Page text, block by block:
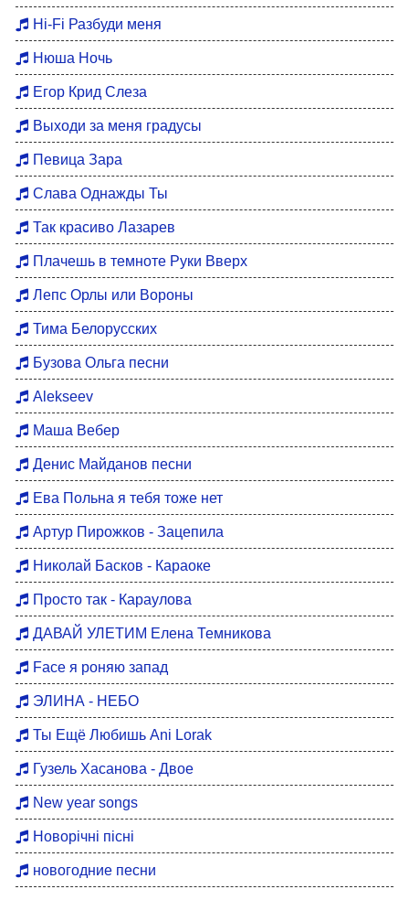
Hi-Fi Разбуди меня
Нюша Ночь
Егор Крид Слеза
Выходи за меня градусы
Певица Зара
Слава Однажды Ты
Так красиво Лазарев
Плачешь в темноте Руки Вверх
Лепс Орлы или Вороны
Тима Белорусских
Бузова Ольга песни
Alekseev
Маша Вебер
Денис Майданов песни
Ева Польна я тебя тоже нет
Артур Пирожков - Зацепила
Николай Басков - Караоке
Просто так - Караулова
ДАВАЙ УЛЕТИМ Елена Темникова
Face я роняю запад
ЭЛИНА - НЕБО
Ты Ещё Любишь Ani Lorak
Гузель Хасанова - Двое
New year songs
Новорічні пісні
новогодние песни